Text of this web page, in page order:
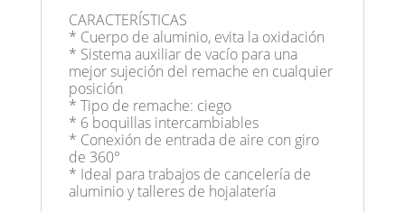
CARACTERÍSTICAS
* Cuerpo de aluminio, evita la oxidación
* Sistema auxiliar de vacío para una
mejor sujeción del remache en cualquier
posición
* Tipo de remache: ciego
* 6 boquillas intercambiables
* Conexión de entrada de aire con giro
de 360°
* Ideal para trabajos de cancelería de
aluminio y talleres de hojalatería